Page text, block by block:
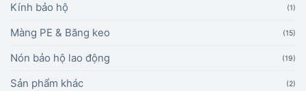
Kính bảo hộ (1)
Màng PE & Băng keo (15)
Nón bảo hộ lao động (19)
Sản phẩm khác (2)